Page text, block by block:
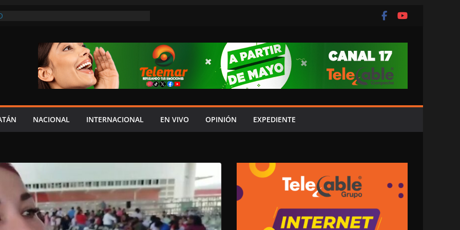
EN POMUCH, HECELCHAKÁN; ¿Y LA
LAYDA Y MARCELA?
JAGUAR: 06 DE AGOSTO DE 2026
Y MAYOR INSEGURIDAD CON
NACIONAL INTERNACIONAL EN VIVO OPINIÓN EXPEDIENTE